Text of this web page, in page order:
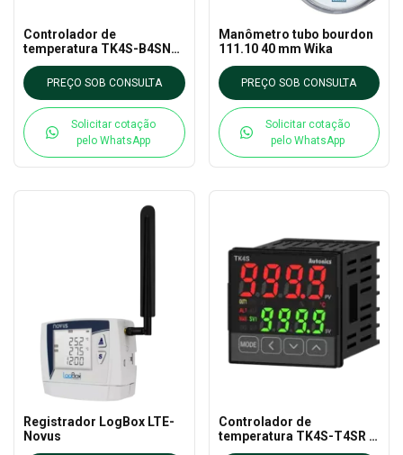
Controlador de
temperatura TK4S-B4SN
com PID - Autonics
PREÇO SOB CONSULTA
Solicitar cotação
pelo WhatsApp
Manômetro tubo bourdon
111.10 40 mm Wika
PREÇO SOB CONSULTA
Solicitar cotação
pelo WhatsApp
Registrador LogBox LTE-
Novus
Controlador de
temperatura TK4S-T4SR -
Autonics